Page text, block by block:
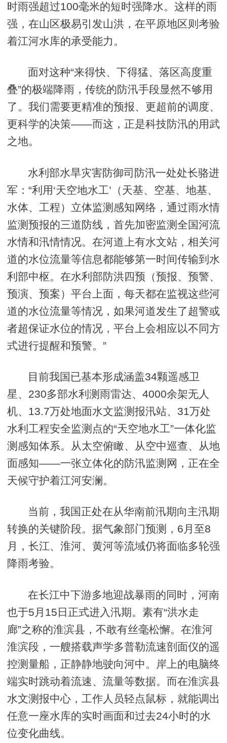
时雨强超过100毫米的短时强降水。这样的雨
强，在山区极易引发山洪，在平原地区则考验
着江河水库的承受能力。
面对这种“来得快、下得猛、落区高度重
叠”的极端降雨，传统的防汛手段显然不够用
了。我们需要更精准的预报、更超前的调度、
更科学的决策——而这，正是科技防汛的用武
之地。
水利部水旱灾害防御司防汛一处处长骆进
军：“利用‘天空地水工’（天基、空基、地基、
水体、工程）立体监测感知网络，通过雨水情
监测预报的三道防线，首先加密监测全国河流
水情和汛情情况。在河道上有水文站，相关河
道的水位流量等信息都能够第一时间传输到水
利部中枢。在水利部防洪四预（预报、预警、
预演、预案）平台上面，每天都在监视这些河
道的水位流量等情况，如果河道发生了超警或
者超保证水位的情况，平台上会相应以不同方
式进行提醒和预警。”
目前我国已基本形成涵盖34颗遥感卫
星、230多部水利测雨雷达、4000余架无人
机、13.7万处地面水文监测报汛站、31万处
水利工程安全监测点的“天空地水工”一体化监
测感知体系。从太空俯瞰、从空中巡查、从地
面感知——一张立体化的防汛监测网，正在全
天候守护着江河安澜。
当前，我国正处在从华南前汛期向主汛期
转换的关键阶段。据气象部门预测，6月至8
月，长江、淮河、黄河等流域仍将面临多轮强
降雨考验。
在长江中下游多地迎战暴雨的同时，河南
也于5月15日正式进入汛期。素有“洪水走
廊”之称的淮滨县，不敢有丝毫松懈。在淮河
淮滨段，一艘搭载声学多普勒流速剖面仪的遥
控测量船，正静静地驶向河中。岸上的电脑终
端实时跳动着流速、流量等数据。而在淮滨县
水文测报中心，工作人员轻点鼠标，就能调出
任意一座水库的实时画面和过去24小时的水
位变化曲线。